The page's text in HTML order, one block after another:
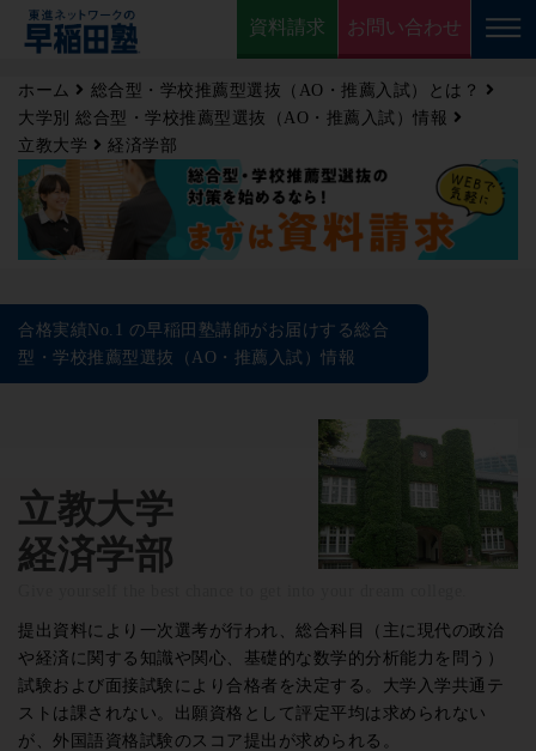
資料請求 お問い合わせ
ホーム
総合型・学校推薦型選抜（AO・推薦入試）とは？
大学別 総合型・学校推薦型選抜（AO・推薦入試）情報
立教大学
経済学部
合格実績No.1 の早稲田塾講師がお届けする総合
型・学校推薦型選抜（AO・推薦入試）情報
立教大学
経済学部
提出資料により一次選考が行われ、総合科目（主に現代の政治
や経済に関する知識や関心、基礎的な数学的分析能力を問う）
試験および面接試験により合格者を決定する。大学入学共通テ
ストは課されない。出願資格として評定平均は求められない
が、外国語資格試験のスコア提出が求められる。